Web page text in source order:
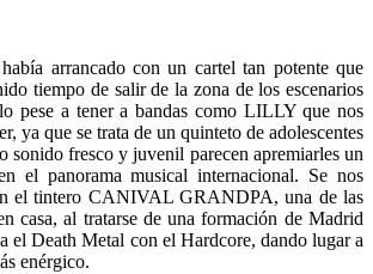
arrancado con un cartel tan potente que
tiempo de salir de la zona de los escenarios
pese a tener a bandas como LILLY que nos
ya que se trata de un quinteto de adolescentes
sonido fresco y juvenil parecen apremiarles un
el panorama musical internacional. Se nos
el tintero CANIVAL GRANDPA, una de las
casa, al tratarse de una formación de Madrid
el Death Metal con el Hardcore, dando lugar a
enérgico.